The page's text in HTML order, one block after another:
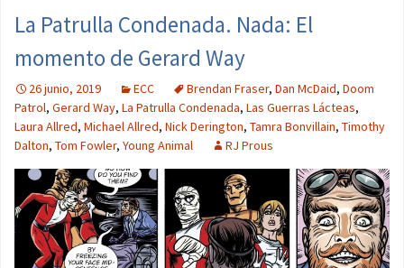
La Patrulla Condenada. Nada: El
momento de Gerard Way
26 junio, 2019 ECC Brendan Fraser, Dan McDaid, Doom
Patrol, Gerard Way, La Patrulla Condenada, Las Guerras Lácteas,
Laura Allred, Michael Allred, Nick Derington, Tamra Bonvillain, Timothy
Dalton, Tom Fowler, Young Animal RJ Prous